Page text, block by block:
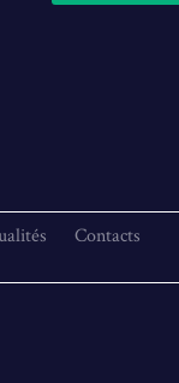
Contacts